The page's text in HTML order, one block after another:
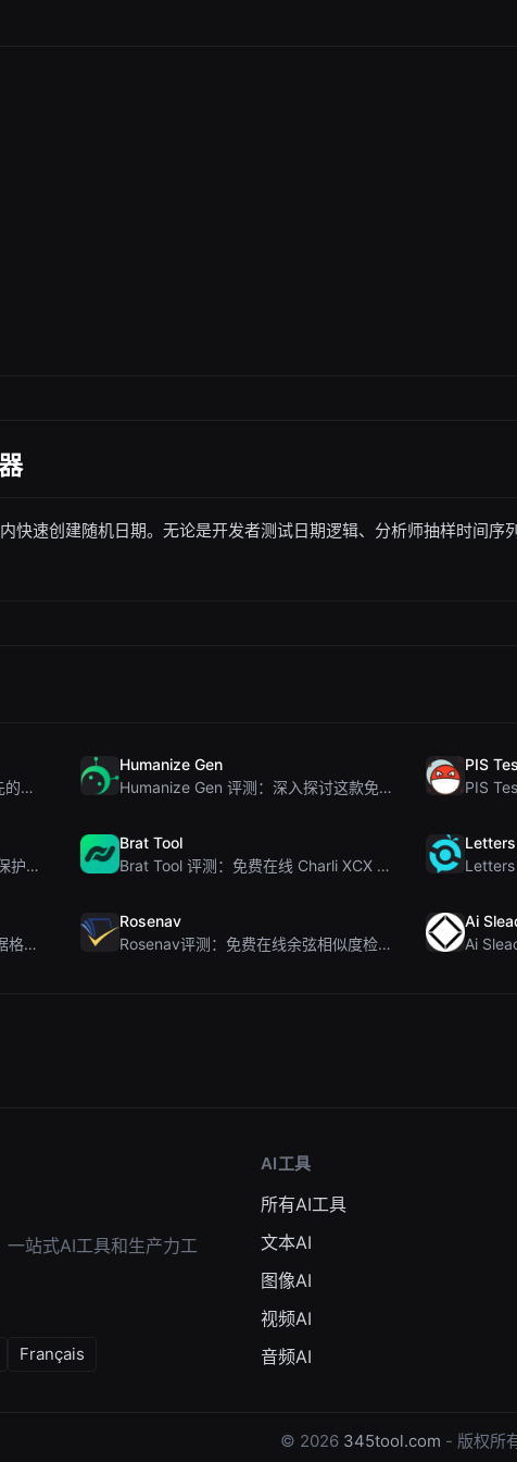
快速创建随机日期。无论是开发者测试日期逻辑、分析师抽样时间
Super SpinWheel 评测：隐私优先的免费转盘随机选择工具
Humanize Gen
Humanize Gen 评测：深入探讨这款免费的 AI 人性化工具
PIS
Name LoveTest 评测：一款优先保护隐私的爱情计算器，支持生成可分享图片
Brat Tool
Brat Tool 评测：免费在线 Charli XCX 风格 Brat 文字生成器
JCP Tool 评测：免费的客户端数据格式转换工具（支持 JSON、CSV、YAML、XML）
Rosenav
Rosenav评测：免费在线余弦相似度检查器与文本差异工具
Ai
站式AI工具和生产力工
Français
AI工具
所有AI工具
文本AI
图像AI
视频AI
音频AI
© 2026 345tool.com - 版权所